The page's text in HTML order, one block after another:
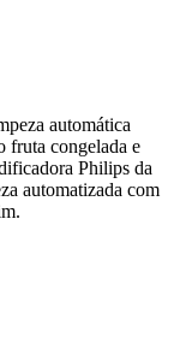
automática
fruta congelada e
Philips da
automatizada com